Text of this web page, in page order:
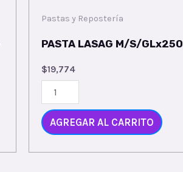
Pastas y Repostería
PASTA LASAG M/S/GLx250
$19,774
AGREGAR AL CARRITO